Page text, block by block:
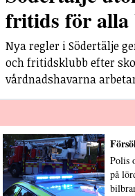
fritids för alla
Nya regler i Södertälje
och fritidsklubb efter
vårdnadshavarna
Polis
på